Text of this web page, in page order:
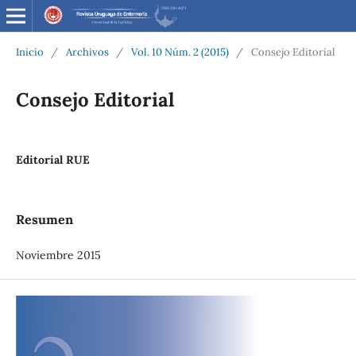
Inicio / Archivos / Vol. 10 Núm. 2 (2015) / Consejo Editorial
Consejo Editorial
Editorial RUE
Resumen
Noviembre 2015